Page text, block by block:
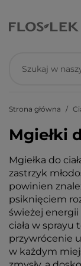
Strona główna
Mgiełki
Mgiełka do
zastrzyk
powinien
psiknięciem
świeżej energii
ciała w sprayu
przywrócenie
w każdym